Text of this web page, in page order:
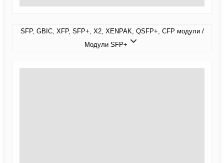
SFP, GBIC, XFP, SFP+, X2, XENPAK, QSFP+, CFP модули /
Модули SFP+